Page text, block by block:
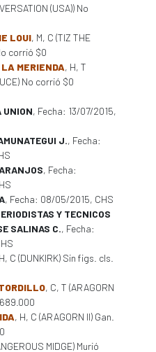
(USA)) No
LOUI, M, C (TIZ THE
corrió $0
MERIENDA, H, T
No corrió $0
UNION, Fecha: 13/07/2015,
J., Fecha:
, Fecha:
, Fecha: 08/05/2015, CHS
Y TECNICOS
SALINAS C., Fecha:
C (DUNKIRK) Sin figs. cls.
, C, T (ARAGORN
, H, C (ARAGORN II) Gan.
MIDGE) Murió